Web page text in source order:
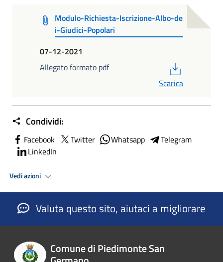
Modulo-Richiesta-Iscrizione-Albo-de
i-Giudici-Popolari
07-12-2021
Allegato formato pdf
Scarica
Condividi:
Facebook Twitter Whatsapp
Telegram
LinkedIn
Vedi azioni
Valuta questo sito, aiutaci a migliorare
Comune di Piedimonte San